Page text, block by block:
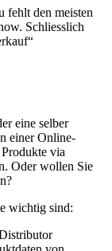
fehlt den meisten
Schliesslich
eine selber
einer Online-
via
Oder wollen Sie
wichtig sind: